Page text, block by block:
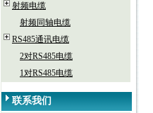
射频电缆
射频同轴电缆
RS485通讯电缆
2对RS485电缆
1对RS485电缆
联系我们